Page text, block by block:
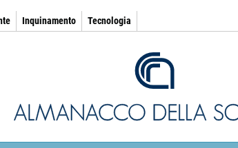
Inquinamento Tecnologia